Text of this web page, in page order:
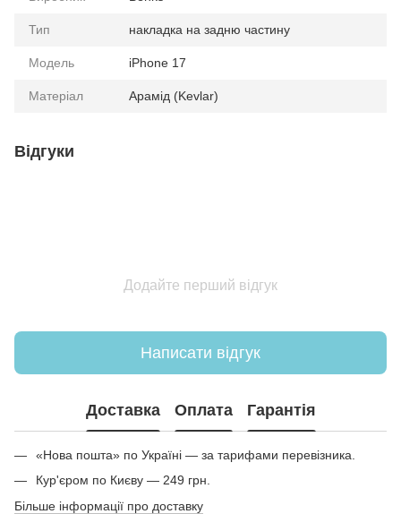
Тип накладка на задню частину
Модель iPhone 17
Матеріал Арамід (Kevlar)
Відгуки
Додайте перший відгук
Написати відгук
Доставка Оплата Гарантія
«Нова пошта» по Україні — за тарифами перевізника.
Кур'єром по Києву — 249 грн.
Більше інформації про доставку